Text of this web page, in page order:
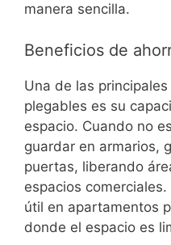
manera sencilla.
Beneficios de
Una de las
plegables es su
espacio. Cuando no
guardar en armarios,
puertas, liberando
espacios
útil en apartamentos
donde el espacio es